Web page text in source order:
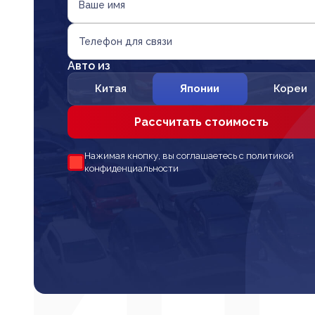
Ваше имя
Телефон для связи
Авто из
Китая Японии Кореи
Рассчитать стоимость
Нажимая кнопку, вы соглашаетесь с политикой
конфиденциальности